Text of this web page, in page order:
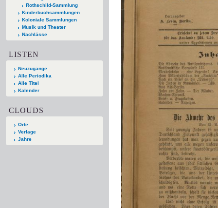
Rothschild-Sammlung
Kinderbuchsammlungen
Koloniale Sammlungen
Musik und Theater
Nachlässe
LISTEN
Neuzugänge
Alle Periodika
Alle Titel
Kalender
CLOUDS
Orte
Verlage
Jahre